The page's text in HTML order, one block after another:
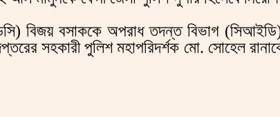
বিজয় বসাককে অপরাধ তদন্ত বিভাগ
সহকারী পুলিশ মহাপরিদর্শক মো. সোহেল